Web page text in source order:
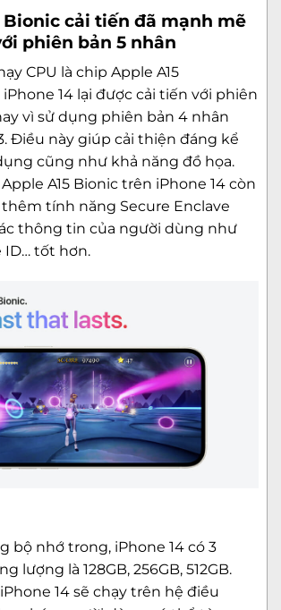
Bionic cải tiến đã mạnh mẽ
phiên bản 5 nhân
CPU là chip Apple A15
14 lại được cải tiến với phiên
vì sử dụng phiên bản 4 nhân
Điều này giúp cải thiện đáng kể
cũng như khả năng đồ họa.
A15 Bionic trên iPhone 14 còn
tính năng Secure Enclave
thông tin của người dùng như
ID… tốt hơn.
bộ nhớ trong, iPhone 14 có 3
lượng là 128GB, 256GB, 512GB.
14 sẽ chạy trên hệ điều